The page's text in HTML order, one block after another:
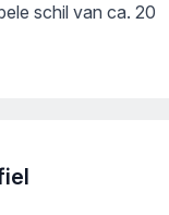
schil van ca. 20